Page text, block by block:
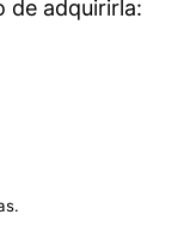
de adquirirla: